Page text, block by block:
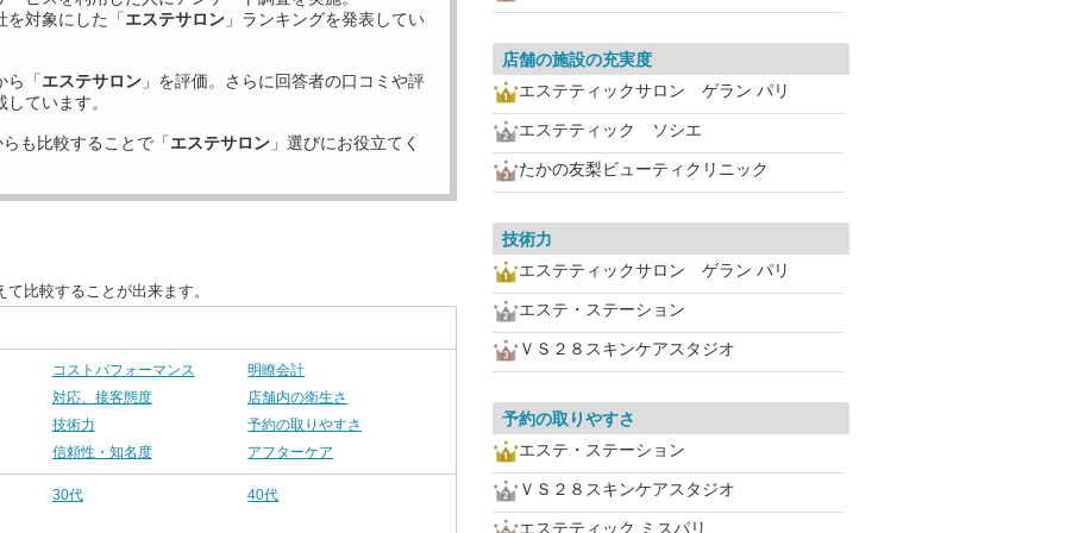
を対象にした「エステサロン 」ランキングを発表してい
ら「エステサロン 」を評価。さらに回答者の口コミや評
ています。
も比較することで「エステサロン 」選びにお役立てく
比較することが出来ます。
コストパフォーマンス
明瞭会計
対応、接客態度
店舗内の衛生さ
技術力
予約の取りやすさ
信頼性・知名度
アフターケア
30代 40代
店舗の施設の充実度
エステティックサロン ゲラン パリ
エステティック ソシエ
たかの友梨ビューティクリニック
技術力
エステティックサロン ゲラン パリ
エステ・ステーション
ＶＳ２８スキンケアスタジオ
予約の取りやすさ
エステ・ステーション
ＶＳ２８スキンケアスタジオ
エステティック ミスパリ